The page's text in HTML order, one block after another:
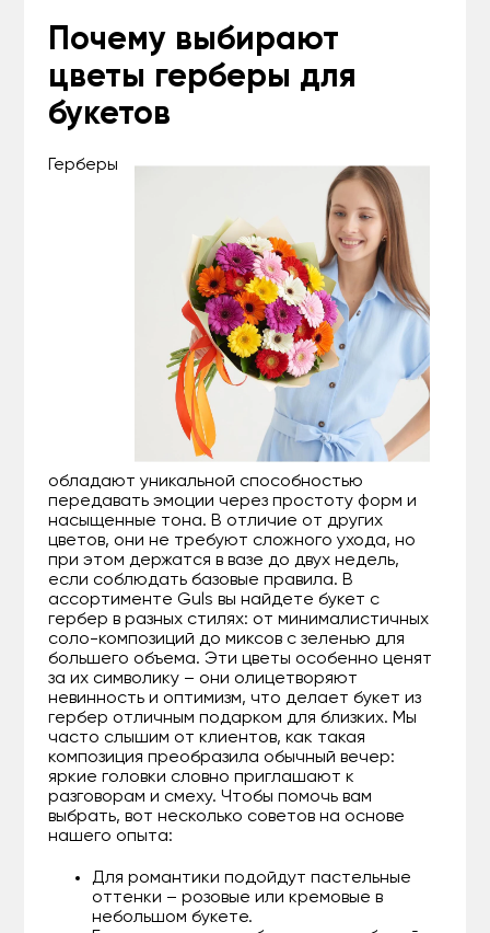
Почему выбирают
цветы герберы для
букетов
Герберы
обладают уникальной способностью
передавать эмоции через простоту форм и
насыщенные тона. В отличие от других
цветов, они не требуют сложного ухода, но
при этом держатся в вазе до двух недель,
если соблюдать базовые правила. В
ассортименте Guls вы найдете букет с
гербер в разных стилях: от минималистичных
соло-композиций до миксов с зеленью для
большего объема. Эти цветы особенно ценят
за их символику – они олицетворяют
невинность и оптимизм, что делает букет из
гербер отличным подарком для близких. Мы
часто слышим от клиентов, как такая
композиция преобразила обычный вечер:
яркие головки словно приглашают к
разговорам и смеху. Чтобы помочь вам
выбрать, вот несколько советов на основе
нашего опыта:
Для романтики подойдут пастельные
оттенки – розовые или кремовые в
небольшом букете.